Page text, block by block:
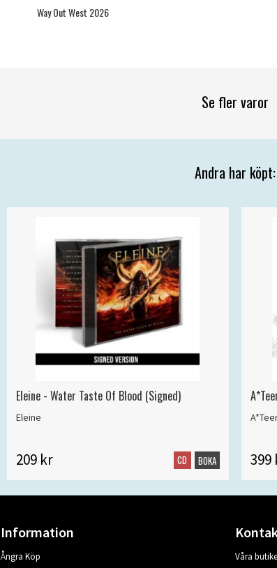
Way Out West 2026
Se fler varor
Andra har köpt:
Eleine - Water Taste Of Blood (Signed)
Eleine
209 kr CD BOKA 399
Information
Ångra Köp Våra